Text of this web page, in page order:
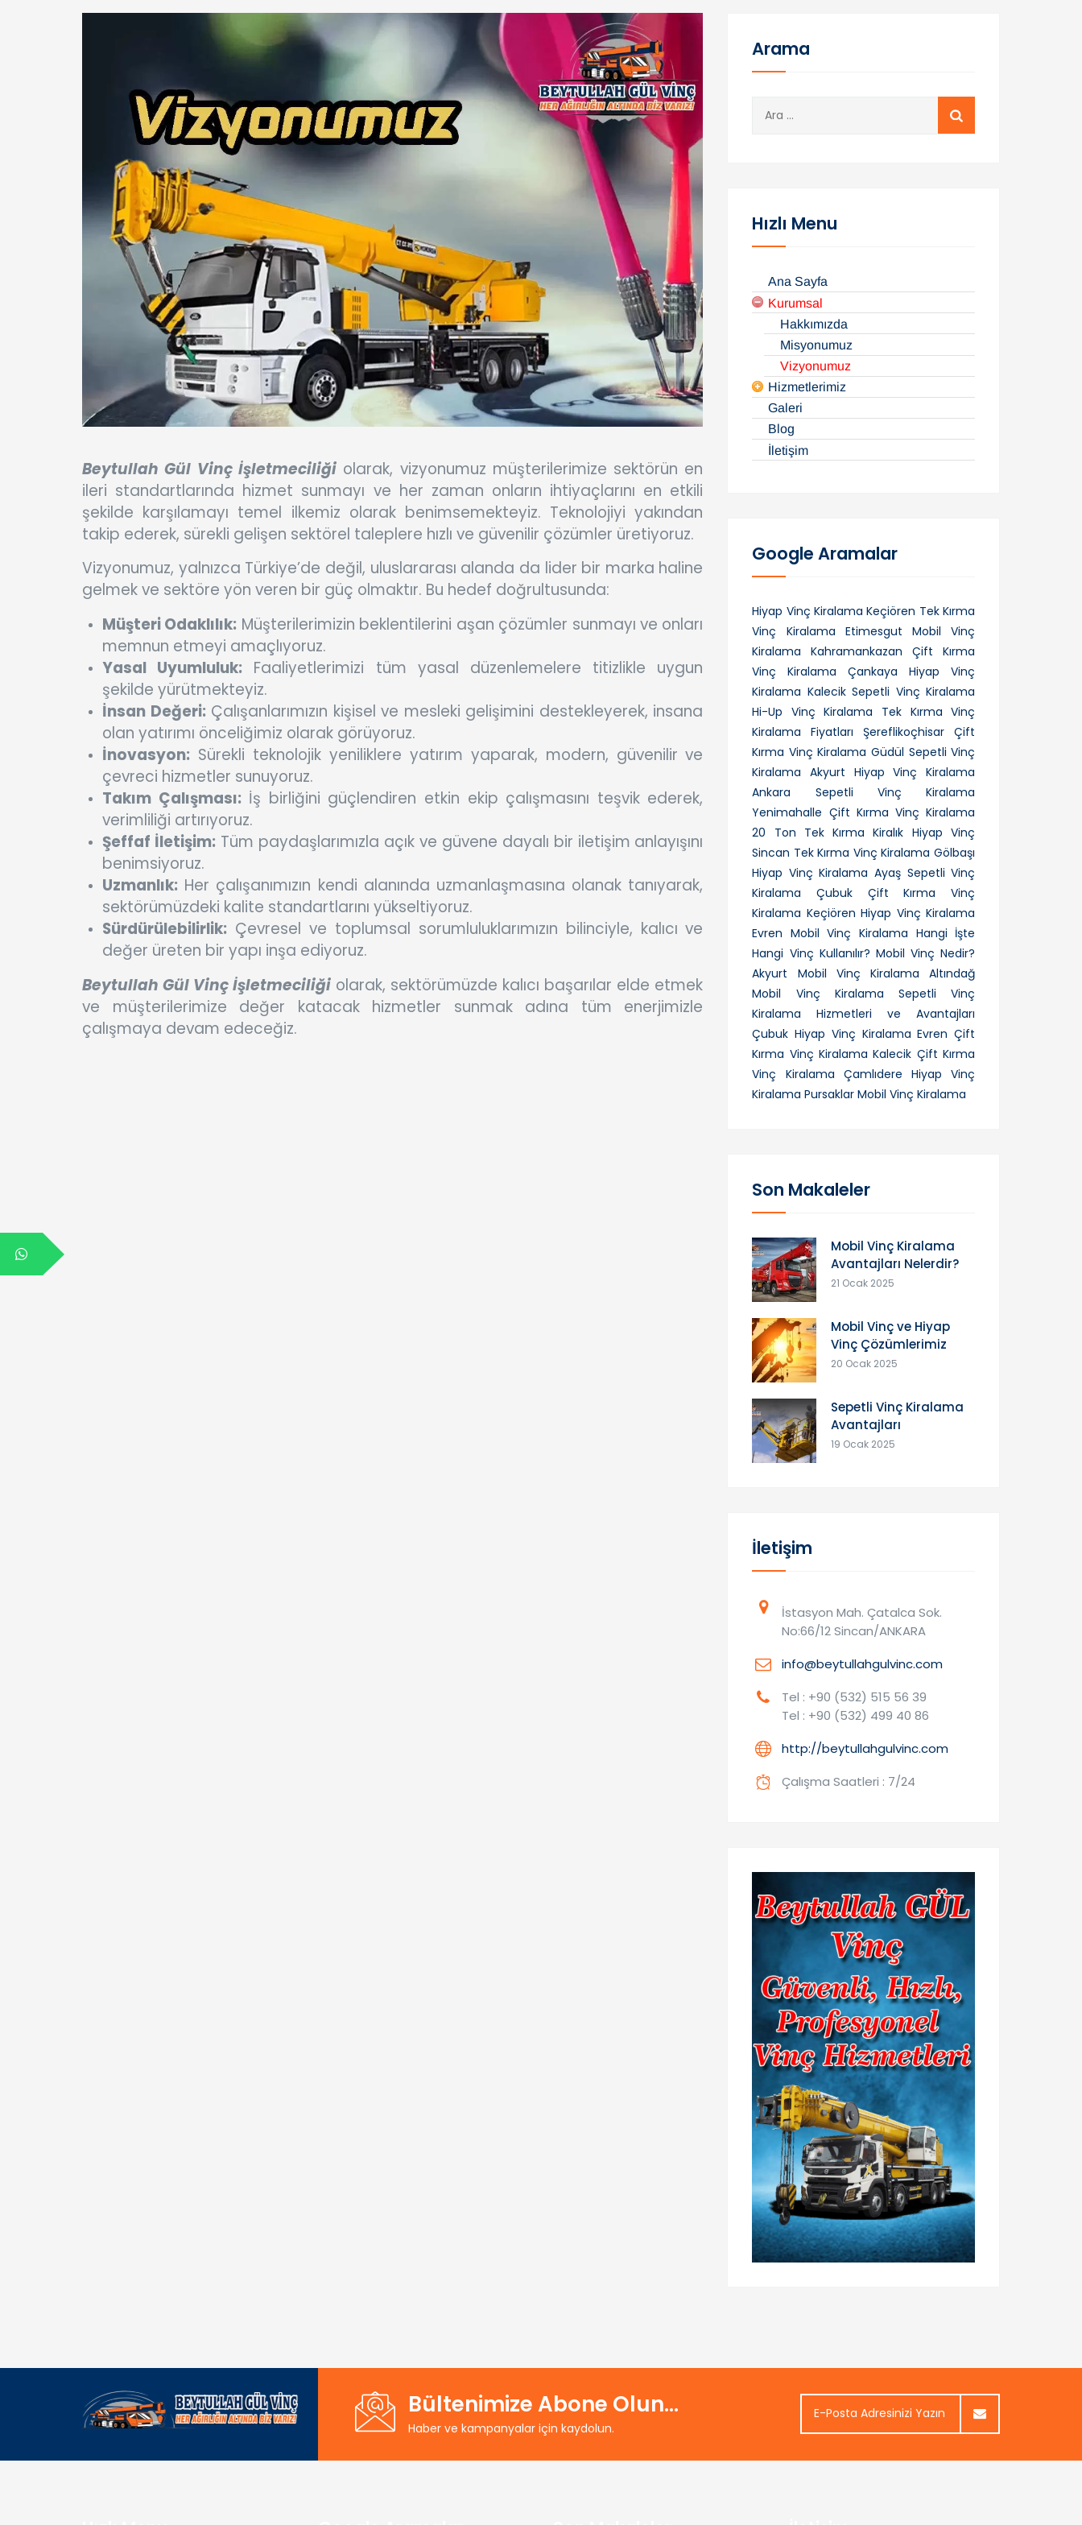
Beytullah Gül Vinç İşletmeciliğiolarak, vizyonumuz müşterilerimize sektörün en
ileri standartlarında hizmet sunmayı ve her zaman onların ihtiyaçlarını en etkili
şekilde karşılamayı temel ilkemiz olarak benimsemekteyiz. Teknolojiyi yakından
takip ederek, sürekli gelişen sektörel taleplere hızlı ve güvenilir çözümler üretiyoruz.
Vizyonumuz, yalnızca Türkiye’de değil, uluslararası alanda da lider bir marka haline
gelmek ve sektöre yön veren bir güç olmaktır. Bu hedef doğrultusunda:
Müşteri Odaklılık: Müşterilerimizin beklentilerini aşan çözümler sunmayı ve onları
memnun etmeyi amaçlıyoruz.
Yasal Uyumluluk: Faaliyetlerimizi tüm yasal düzenlemelere titizlikle uygun
şekilde yürütmekteyiz.
İnsan Değeri:Çalışanlarımızın kişisel ve mesleki gelişimini destekleyerek, insana
olan yatırımı önceliğimiz olarak görüyoruz.
İnovasyon: Sürekli teknolojik yeniliklere yatırım yaparak, modern, güvenilir ve
çevreci hizmetler sunuyoruz.
Takım Çalışması:İş birliğini güçlendiren etkin ekip çalışmasını teşvik ederek,
verimliliği artırıyoruz.
Şeffaf İletişim:Tüm paydaşlarımızla açık ve güvene dayalı bir iletişim anlayışını
benimsiyoruz.
Uzmanlık: Her çalışanımızın kendi alanında uzmanlaşmasına olanak tanıyarak,
sektörümüzdeki kalite standartlarını yükseltiyoruz.
Sürdürülebilirlik: Çevresel ve toplumsal sorumluluklarımızın bilinciyle, kalıcı ve
değer üreten bir yapı inşa ediyoruz.
Beytullah Gül Vinç İşletmeciliği olarak, sektörümüzde kalıcı başarılar elde etmek
ve müşterilerimize değer katacak hizmetler sunmak adına tüm enerjimizle
çalışmaya devam edeceğiz.
Arama
Hızlı Menu
Ana Sayfa
Kurumsal
Hakkımızda
Misyonumuz
Vizyonumuz
Hizmetlerimiz
Galeri
Blog
İletişim
Google Aramalar
Hiyap Vinç Kiralama Keçiören Tek Kırma
Vinç Kiralama
Etimesgut Mobil Vinç
Kiralama
Kahramankazan Çift Kırma
Vinç Kiralama
Çankaya Hiyap Vinç
Kiralama Kalecik Sepetli Vinç Kiralama
Hi-Up Vinç Kiralama
Tek Kırma Vinç
Kiralama Fiyatları
Şereflikoçhisar Çift
Kırma Vinç Kiralama Güdül Sepetli Vinç
Kiralama
Akyurt Hiyap Vinç Kiralama
Ankara Sepetli Vinç Kiralama
Yenimahalle Çift Kırma Vinç Kiralama
20 Ton Tek Kırma Kiralık Hiyap Vinç
Sincan Tek Kırma Vinç Kiralama Gölbaşı
Hiyap Vinç Kiralama Ayaş Sepetli Vinç
Kiralama
Çubuk Çift Kırma Vinç
Kiralama Keçiören Hiyap Vinç Kiralama
Evren Mobil Vinç Kiralama Hangi İşte
Hangi Vinç Kullanılır? Mobil Vinç Nedir?
Akyurt Mobil Vinç Kiralama
Altındağ
Mobil Vinç Kiralama
Sepetli Vinç
Kiralama Hizmetleri ve Avantajları
Çubuk Hiyap Vinç Kiralama Evren Çift
Kırma Vinç Kiralama Kalecik Çift Kırma
Vinç Kiralama Çamlıdere Hiyap Vinç
Kiralama Pursaklar Mobil Vinç Kiralama
Son Makaleler
Mobil Vinç Kiralama
Avantajları Nelerdir?
21 Ocak 2025
Mobil Vinç ve Hiyap
Vinç Çözümlerimiz
20 Ocak 2025
Sepetli Vinç Kiralama
Avantajları
19 Ocak 2025
İletişim
İstasyon Mah. Çatalca Sok.
No:66/12 Sincan/ANKARA
info@beytullahgulvinc.com
Tel : +90 (532) 515 56 39
Tel : +90 (532) 499 40 86
http://beytullahgulvinc.com
Çalışma Saatleri : 7/24
Bültenimize Abone Olun...
Haber ve kampanyalar için kaydolun.